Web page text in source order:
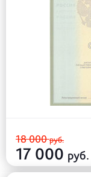
18 000руб.
17 000 руб.